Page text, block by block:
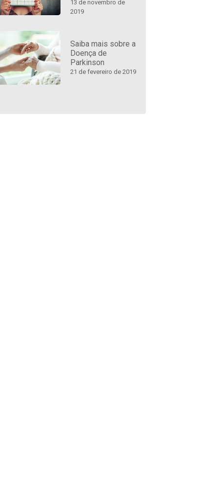
13 de novembro de
2019
Saiba mais sobre a
Doença de
Parkinson
21 de fevereiro de 2019